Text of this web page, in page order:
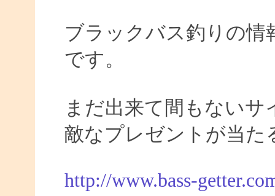
ブラックバス釣りの情
です。
まだ出来て間もないサ
敵なプレゼントが当た
http://www.bass-